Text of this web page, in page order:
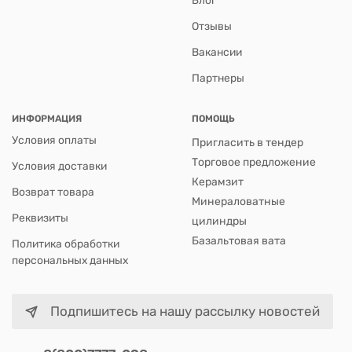
Отзывы
Вакансии
Партнеры
ИНФОРМАЦИЯ
Условия оплаты
Условия доставки
Возврат товара
Реквизиты
Политика обработки
персональных данных
ПОМОЩЬ
Пригласить в тендер
Торговое предложение
Керамзит
Минераловатные
цилиндры
Базальтовая вата
Подпишитесь на нашу рассылку новостей